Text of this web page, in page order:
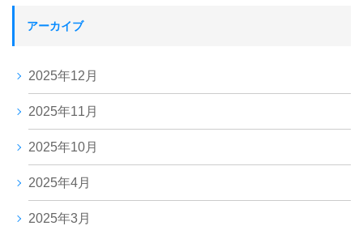
アーカイブ
2025年12月
2025年11月
2025年10月
2025年4月
2025年3月